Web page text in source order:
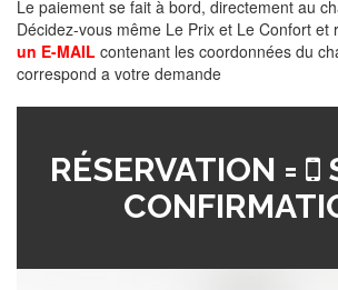
Le paiement se fait à bord, directement au
Décidez-vous même Le Prix et Le Confort et
un E-MAIL contenant les coordonnées du
correspond a votre demande
RÉSERVATION =